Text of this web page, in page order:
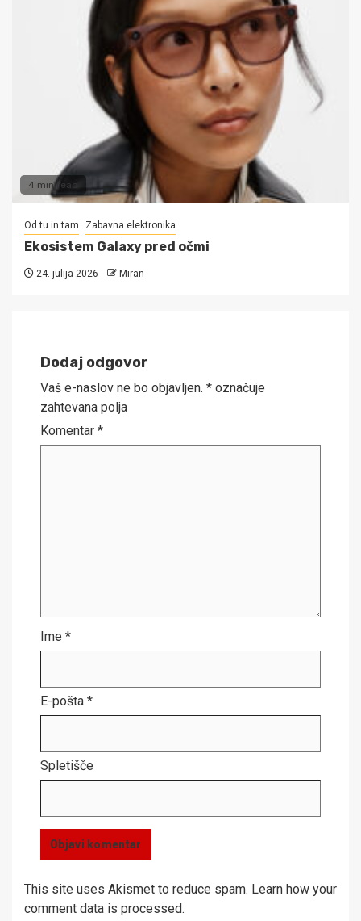
4 min read
Od tu in tam Zabavna elektronika
Ekosistem Galaxy pred očmi
24. julija 2026 Miran
Dodaj odgovor
Vaš e-naslov ne bo objavljen. * označuje
zahtevana polja
Komentar *
Ime *
E-pošta *
Spletišče
This site uses Akismet to reduce spam. Learn how your
comment data is processed.